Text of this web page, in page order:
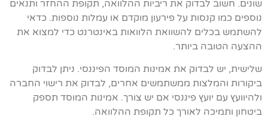
שונים. חשוב לבדוק את ריביות ההלוואה, תקופת ההחזר ותנאים
נוספים כמו קנסות על פירעון מוקדם או עמלות נוספות. כדאי
להשתמש בכלים להשוואת הלוואות באינטרנט כדי למצוא את
ההצעה הטובה ביותר.
שלישית, יש לבדוק את אמינות המוסד הפיננסי. ניתן לבדוק
ביקורות והמלצות ממשתמשים אחרים, לבדוק את רישוי החברה
ולהיוועץ עם יועץ פיננסי אם יש צורך. אמינות המוסד תספק
ביטחון ותמיכה לאורך כל תקופת ההלוואה.